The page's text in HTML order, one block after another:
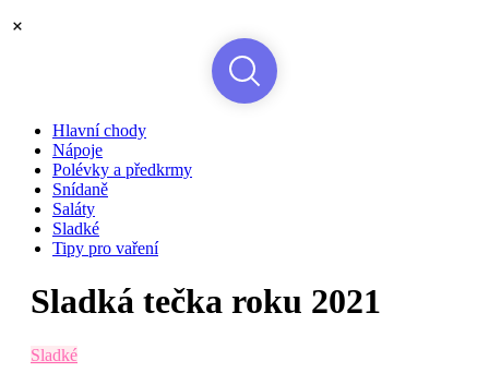
Hlavní chody
Nápoje
Polévky a předkrmy
Snídaně
Saláty
Sladké
Tipy pro vaření
Sladká tečka roku 2021
Sladké